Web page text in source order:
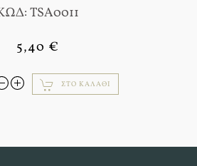
TSA0011
5,40 €
ΣΤΟ ΚΑΛΆΘΙ